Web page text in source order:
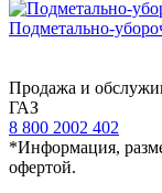
Подметально-
Продажа и
ГАЗ
8 800 2002 402
*Информация,
офертой.